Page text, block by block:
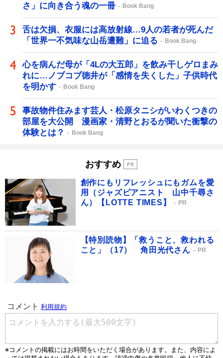
さ」に向き合う魂の一冊
Book Bang
舌は欠損、衣服には高放射線…9人の若者が死んだ
「世界一不気味な山岳遭難」に迫る
Book Bang
心を病んだ母が「4Lの大五郎」を飲み干しゲロまみ
れに…ノブコブ徳井が「感情を失くした」子供時代
を明かす
Book Bang
事故物件住みます芸人・松原タニシがいわくつきの
部屋を大公開 漫画家・清野とおるが聞いた衝撃の
体験とは？
Book Bang
おすすめ
創作にもリフレッシュにもガムを愛
用（ジャズピアニスト 山中千尋さ
ん）【LOTTE TIMES】
PR
【特別読物】「救うこと、救われる
こと」（17） 角田光代さん
PR